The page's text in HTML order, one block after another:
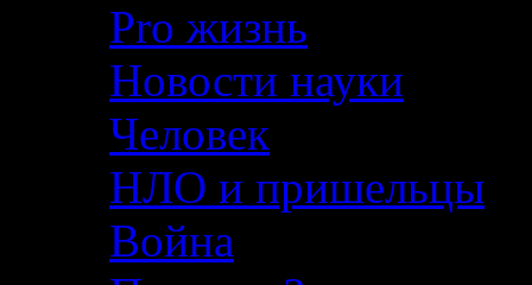
Pro жизнь
Новости науки
Человек
НЛО и пришельцы
Война